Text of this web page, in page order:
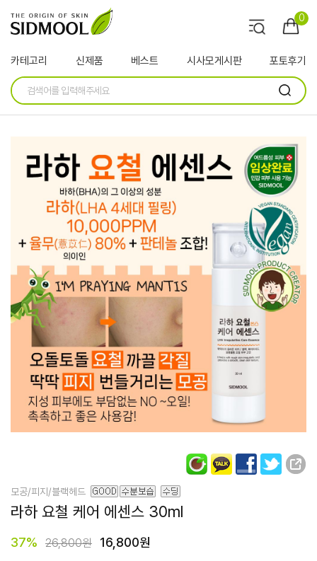
0
카테고리 신제품 베스트 시사모게시판 포토후기
모공/피지/블랙헤드
라하 요철 케어 에센스 30ml
37% 26,800원 16,800원